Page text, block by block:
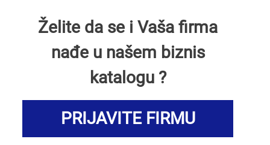
Želite da se i Vaša firma
nađe u našem biznis
katalogu ?
PRIJAVITE FIRMU